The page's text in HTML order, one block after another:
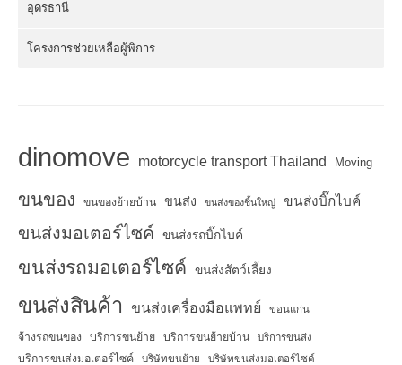
อุดรธานี
โครงการช่วยเหลือผู้พิการ
dinomove motorcycle transport Thailand Moving
ขนของ ขนของย้ายบ้าน ขนส่ง ขนส่งของชิ้นใหญ่ ขนส่งบิ๊กไบค์
ขนส่งมอเตอร์ไซค์ ขนส่งรถบิ๊กไบค์
ขนส่งรถมอเตอร์ไซค์ ขนส่งสัตว์เลี้ยง
ขนส่งสินค้า ขนส่งเครื่องมือแพทย์ ขอนแก่น
จ้างรถขนของ บริการขนย้าย บริการขนย้ายบ้าน บริการขนส่ง
บริการขนส่งมอเตอร์ไซค์ บริษัทขนย้าย บริษัทขนส่งมอเตอร์ไซค์